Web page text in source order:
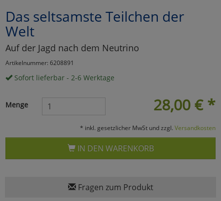
Das seltsamste Teilchen der
Welt
Auf der Jagd nach dem Neutrino
Artikelnummer: 6208891
Sofort lieferbar - 2-6 Werktage
28,00 € *
Menge
* inkl. gesetzlicher MwSt und zzgl. Versandkosten
IN DEN WARENKORB
Fragen zum Produkt
Marketing
Umfragetools
Cookies
Alle Akzeptieren
Einstellungen speichern
zurückzu Haupptseite